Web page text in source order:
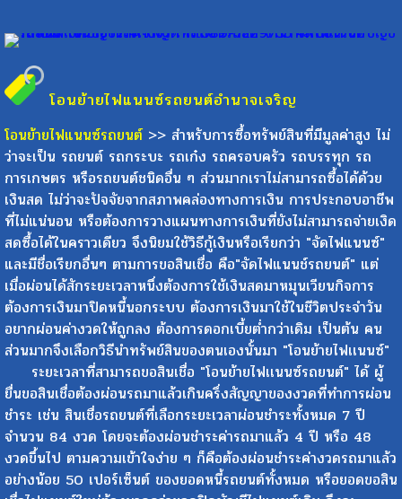
โอนย้ายไฟแนนซ์รถยนต์อำนาจเจริญ
โอนย้ายไฟแนนซ์รถยนต์ >> สำหรับการซื้อทรัพย์สินที่มีมูลค่าสูง ไม่
ว่าจะเป็น รถยนต์ รถกระบะ รถเก๋ง รถครอบครัว รถบรรทุก รถ
การเกษตร หรือรถยนต์ชนิดอื่น ๆ ส่วนมากเราไม่สามารถซื้อได้ด้วย
เงินสด ไม่ว่าจะปัจจัยจากสภาพคล่องทางการเงิน การประกอบอาชีพ
ที่ไม่แน่นอน หรือต้องการวางแผนทางการเงินที่ยังไม่สามารถจ่ายเงิด
สดซื้อได้ในคราวเดียว จึงนิยมใช้วิธีกู้เงินหรือเรียกว่า "จัดไฟแนนซ์"
และมีชื่อเรียกอื่นๆ ตามการขอสินเชื่อ คือ"จัดไฟแนนช์รถยนต์" แต่
เมื่อผ่อนได้สักระยะเวลาหนึ่งต้องการใช้เงินสดมาหมุนเวียนกิจการ
ต้องการเงินมาปิดหนี้นอกระบบ ต้องการเงินมาใช้ในชีวิตประจำวัน
อยากผ่อนค่างวดให้ถูกลง ต้องการดอกเบี้ยต่ำกว่าเดิม เป็นต้น คน
ส่วนมากจึงเลือกวิธีนำทรัพย์สินของตนเองนั้นมา "โอนย้ายไฟเเนนซ์"
ระยะเวลาที่สามารถขอสินเชื่อ "โอนย้ายไฟเเนนซ์รถยนต์" ได้ ผู้
ยื่นขอสินเชื่อต้องผ่อนรถมาแล้วเกินครึ่งสัญญาของงวดที่ทำการผ่อน
ชำระ เช่น สินเชื่อรถยนต์ที่เลือกระยะเวลาผ่อนชำระทั้งหมด 7 ปี
จำนวน 84 งวด โดยจะต้องผ่อนชำระค่ารถมาแล้ว 4 ปี หรือ 48
งวดขึ้นไป ตามความเข้าใจง่าย ๆ ก็คือต้องผ่อนชำระค่างวดรถมาแล้ว
อย่างน้อย 50 เปอร์เซ็นต์ ของยอดหนี้รถยนต์ทั้งหมด หรือยอดขอสิน